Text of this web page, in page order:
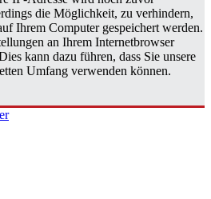
die Möglichkeit, zu verhindern,
Ihrem Computer gespeichert werden.
an Ihrem Internetbrowser
kann dazu führen, dass Sie unsere
Umfang verwenden können.